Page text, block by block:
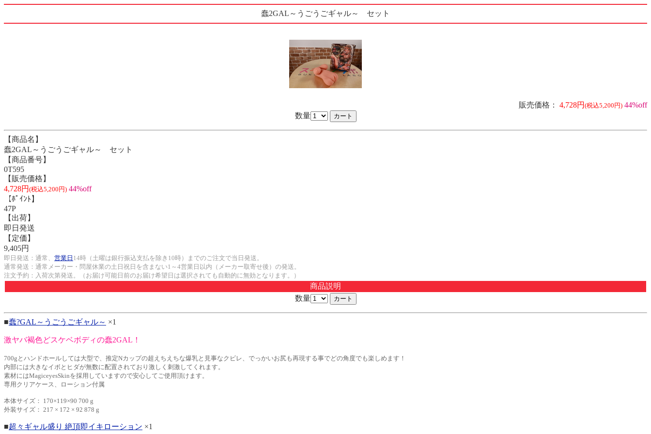
蠢2GAL～うごうごギャル～ セット
販売価格： 4,728円 (税込5,200円) 44%off
数量
【商品名】
蠢2GAL～うごうごギャル～ セット
【商品番号】
0T595
【販売価格】
4,728円 (税込5,200円) 44%off
【ﾎﾟｲﾝﾄ】
47P
【出荷】
即日発送
【定価】
9,405円
即日発送：通常、 営業日 14時（土曜は銀行振込支払を除き10時）までのご注文で当日発送。
通常発送：通常メーカー・問屋休業の土日祝日を含まない1～4営業日以内（メーカー取寄せ後）の発送。
注文予約：入荷次第発送。（お届け可能日前のお届け希望日は選択されても自動的に無効となります。）
商品説明
数量
■蠢?GAL～うごうごギャル～ ×1
激ヤバ褐色どスケベボディの蠢2GAL！
700gとハンドホールしては大型で、推定Nカップの超えちえちな爆乳と見事なクビレ、でっかいお尻も再現する事でどの角度でも楽しめます！
内部には大きなイボとヒダが無数に配置されており激しく刺激してくれます。
素材にはMagiceyesSkinを採用していますので安心してご使用頂けます。
専用クリアケース、ローション付属
本体サイズ： 170×119×90 700 g
外装サイズ： 217 × 172 × 92 878 g
■超々ギャル盛り 絶頂即イキローション ×1